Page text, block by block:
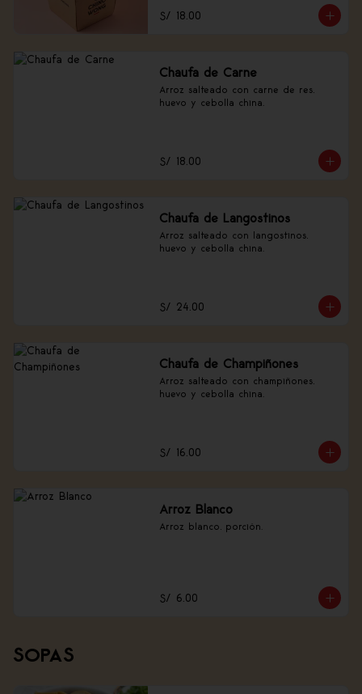
S/ 18.00
Chaufa de Carne
Arroz salteado con carne de res,
huevo y cebolla china.
S/ 18.00
Chaufa de Langostinos
Arroz salteado con langostinos,
huevo y cebolla china.
S/ 24.00
Chaufa de Champiñones
Arroz salteado con champiñones,
huevo y cebolla china.
S/ 16.00
Arroz Blanco
Arroz blanco, porción.
S/ 6.00
SOPAS